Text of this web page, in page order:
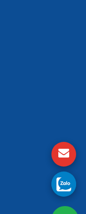
cao không, tính
bơm có thể
và không ảnh
ở 40 độ C nếu
bơm làm
chịu được nhiệt
cần phải chú
của máy bơm
mua.
đặt trên cao hay
chỗ để hóa chất